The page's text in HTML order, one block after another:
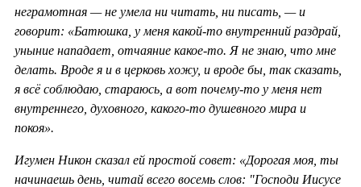
неграмотная — не умела ни читать, ни писать, — и
говорит: «Батюшка, у меня какой-то внутренний раздрай,
уныние нападает, отчаяние какое-то. Я не знаю, что мне
делать. Вроде я и в церковь хожу, и вроде бы, так сказать,
я всё соблюдаю, стараюсь, а вот почему-то у меня нет
внутреннего, духовного, какого-то душевного мира и
покоя».
Игумен Никон сказал ей простой совет: «Дорогая моя, ты
начинаешь день, читай всего восемь слов: "Господи Иисусе